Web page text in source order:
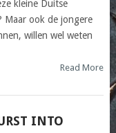
kleine Duitse
Maar ook de jongere
willen wel weten
Read More
INTO